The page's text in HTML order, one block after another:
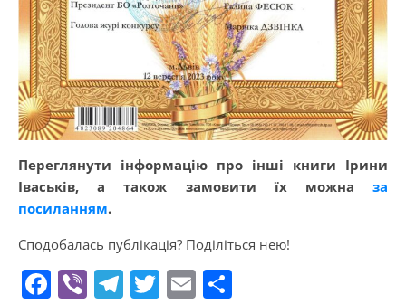
Переглянути інформацію про інші книги Ірини
Іваськів, а також замовити їх можна за
посиланням.
Сподобалась публікація? Поділіться нею!
Facebook
ViberTelegram
Twitter
Email